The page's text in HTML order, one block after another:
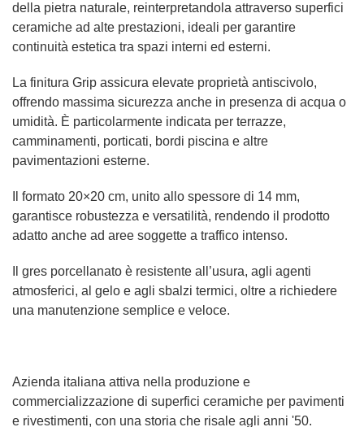
della pietra naturale, reinterpretandola attraverso superfici
ceramiche ad alte prestazioni, ideali per garantire
continuità estetica tra spazi interni ed esterni.
La finitura Grip assicura elevate proprietà antiscivolo,
offrendo massima sicurezza anche in presenza di acqua o
umidità. È particolarmente indicata per terrazze,
camminamenti, porticati, bordi piscina e altre
pavimentazioni esterne.
Il formato 20×20 cm, unito allo spessore di 14 mm,
garantisce robustezza e versatilità, rendendo il prodotto
adatto anche ad aree soggette a traffico intenso.
Il gres porcellanato è resistente all’usura, agli agenti
atmosferici, al gelo e agli sbalzi termici, oltre a richiedere
una manutenzione semplice e veloce.
Azienda italiana attiva nella produzione e
commercializzazione di superfici ceramiche per pavimenti
e rivestimenti, con una storia che risale agli anni '50.